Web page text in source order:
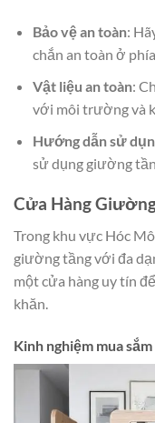
Bảo vệ an toàn:
chắn an toàn ở
Vật liệu an toàn:
với môi trường và
Hướng dẫn sử
sử dụng giường
Cửa Hàng
Trong khu vực Hóc
giường tầng với đa
một cửa hàng uy tín
khăn.
Kinh nghiệm mua